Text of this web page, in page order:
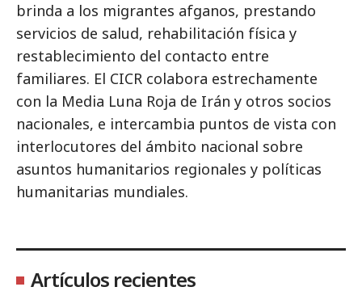
brinda a los migrantes afganos, prestando
servicios de salud, rehabilitación física y
restablecimiento del contacto entre
familiares. El CICR colabora estrechamente
con la Media Luna Roja de Irán y otros socios
nacionales, e intercambia puntos de vista con
interlocutores del ámbito nacional sobre
asuntos humanitarios regionales y políticas
humanitarias mundiales.
Artículos recientes